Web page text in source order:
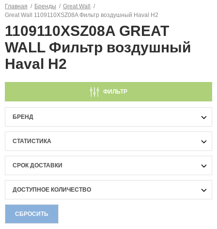
Главная / Бренды / Great Wall
/
Great Wall 1109110XSZ08A Фильтр воздушный Haval H2
1109110XSZ08A GREAT
WALL Фильтр воздушный
Haval H2
ФИЛЬТР
БРЕНД
СТАТИСТИКА
СРОК ДОСТАВКИ
ДОСТУПНОЕ КОЛИЧЕСТВО
СБРОСИТЬ